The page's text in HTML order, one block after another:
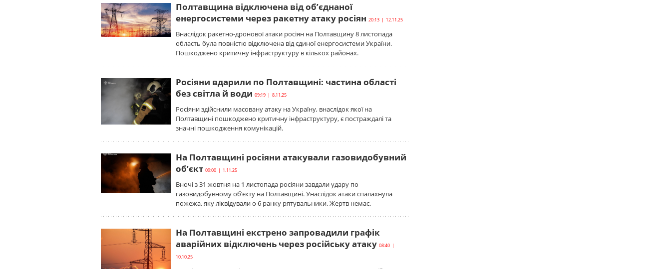
Полтавщина відключена від об’єднаної
енергосистеми через ракетну атаку росіян 20:13 | 12.11.25
Внаслідок ракетно-дронової атаки росіян на Полтавщину 8 листопада
область була повністю відключена від єдиної енергосистеми України.
Пошкоджено критичну інфраструктуру в кількох районах.
Росіяни вдарили по Полтавщині: частина області
без світла й води 09:19 | 8.11.25
Росіяни здійснили масовану атаку на Україну, внаслідок якої на
Полтавщині пошкоджено критичну інфраструктуру, є постраждалі та
значні пошкодження комунікацій.
На Полтавщині росіяни атакували газовидобувний
об’єкт 09:00 | 1.11.25
Вночі з 31 жовтня на 1 листопада росіяни завдали удару по
газовидобувному об’єкту на Полтавщині. Унаслідок атаки спалахнула
пожежа, яку ліквідували о 6 ранку рятувальники. Жертв немає.
На Полтавщині екстрено запровадили графік
аварійних відключень через російську атаку 08:40 |
10.10.25